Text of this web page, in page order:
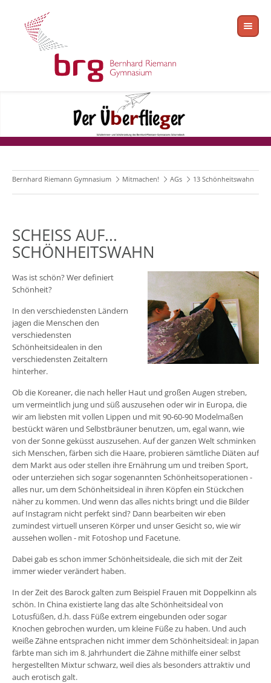
Bernhard Riemann Gymnasium Mitmachen! AGs 13 Schönheitswahn
SCHEISS AUF... S
CHÖNHEITSWAHN
Was ist schön? Wer definiert
Schönheit?
In den verschiedensten Ländern
jagen die Menschen den
verschiedensten
Schönheitsidealen in den
verschiedensten Zeitaltern
hinterher.
Ob die Koreaner, die nach heller Haut und großen Augen streben,
um vermeintlich jung und süß auszusehen oder wir in Europa, die
wir am liebsten mit vollen Lippen und mit 90-60-90 Modelmaßen
bestückt wären und Selbstbräuner benutzen, um, egal wann, wie
von der Sonne geküsst auszusehen. Auf der ganzen Welt schminken
sich Menschen, färben sich die Haare, probieren sämtliche Diäten auf
dem Markt aus oder stellen ihre Ernährung um und treiben Sport,
oder unterziehen sich sogar sogenannten Schönheitsoperationen -
alles nur, um dem Schönheitsideal in ihren Köpfen ein Stückchen
näher zu kommen. Und wenn das alles nichts bringt und die Bilder
auf Instagram nicht perfekt sind? Dann bearbeiten wir eben
zumindest virtuell unseren Körper und unser Gesicht so, wie wir
aussehen wollen - mit Fotoshop und Facetune.
Dabei gab es schon immer Schönheitsideale, die sich mit der Zeit
immer wieder verändert haben.
In der Zeit des Barock galten zum Beispiel Frauen mit Doppelkinn als
schön. In China existierte lang das alte Schönheitsideal von
Lotusfüßen, d.h. dass Füße extrem eingebunden oder sogar
Knochen gebrochen wurden, um kleine Füße zu haben. Und auch
weiße Zähne entsprachen nicht immer dem Schönheitsideal: in Japan
färbte man sich im 8. Jahrhundert die Zähne mithilfe einer selbst
hergestellten Mixtur schwarz, weil dies als besonders attraktiv und
auch erotisch galt.